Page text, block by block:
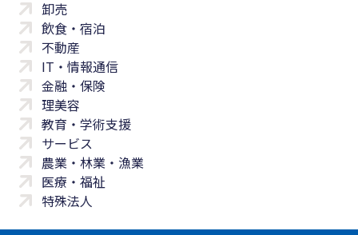
卸売
飲食・宿泊
不動産
IT・情報通信
金融・保険
理美容
教育・学術支援
サービス
農業・林業・漁業
医療・福祉
特殊法人